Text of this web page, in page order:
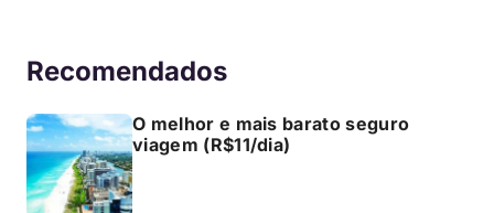
Recomendados
O melhor e mais barato seguro
viagem (R$11/dia)